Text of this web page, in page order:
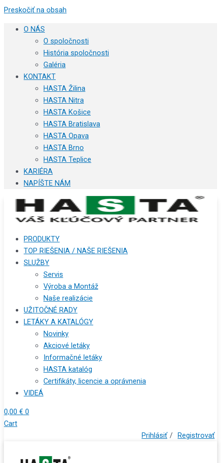
Preskočiť na obsah
O NÁS
O spoločnosti
História spoločnosti
Galéria
KONTAKT
HASTA Žilina
HASTA Nitra
HASTA Košice
HASTA Bratislava
HASTA Opava
HASTA Brno
HASTA Teplice
KARIÉRA
NAPÍŠTE NÁM
PRODUKTY
TOP RIEŠENIA / NAŠE RIEŠENIA
SLUŽBY
Servis
Výroba a Montáž
Naše realizácie
UŽITOČNÉ RADY
LETÁKY A KATALÓGY
Novinky
Akciové letáky
Informačné letáky
HASTA katalóg
Certifikáty, licencie a oprávnenia
VIDEÁ
0,00 € 0
Cart
Prihlásiť / Registrovať